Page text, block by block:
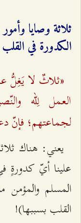
ثلاثة وصايا
الكدورة في القلب
«ثلاثٌ لا
العمل لِلّه
لجماعتهم؛ فإنّ
يعني: هناك
علينا أيّ
المسلم والمؤمن
القلب بسببها)!